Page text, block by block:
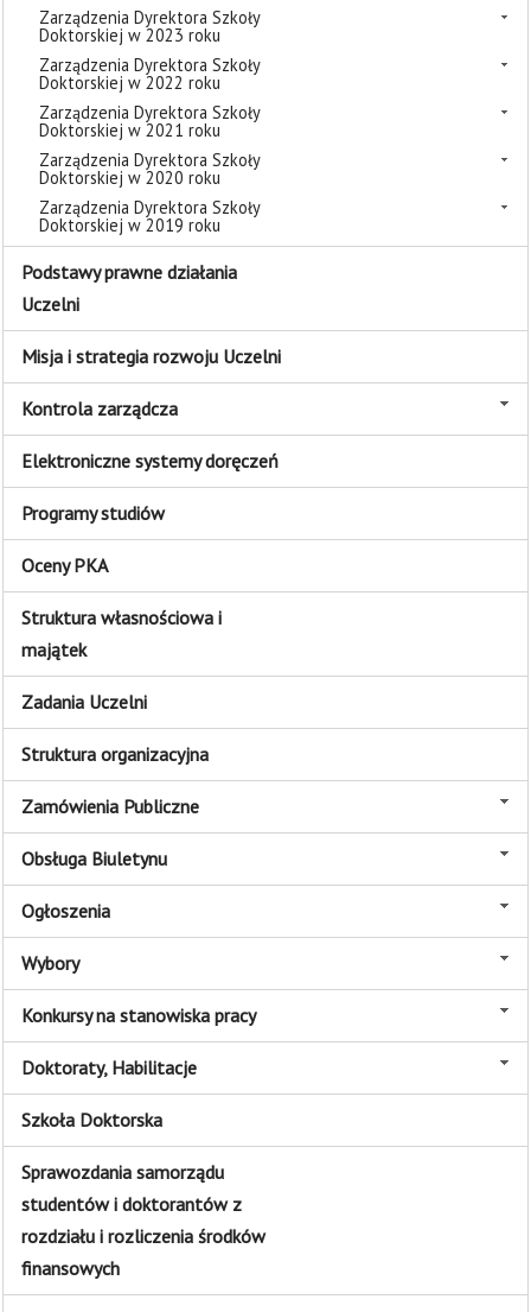
Zarządzenia Dyrektora Szkoły
Doktorskiej w 2023 roku
Zarządzenia Dyrektora Szkoły
Doktorskiej w 2022 roku
Zarządzenia Dyrektora Szkoły
Doktorskiej w 2021 roku
Zarządzenia Dyrektora Szkoły
Doktorskiej w 2020 roku
Zarządzenia Dyrektora Szkoły
Doktorskiej w 2019 roku
Podstawy prawne działania
Uczelni
Misja i strategia rozwoju Uczelni
Kontrola zarządcza
Elektroniczne systemy doręczeń
Programy studiów
Oceny PKA
Struktura własnościowa i
majątek
Zadania Uczelni
Struktura organizacyjna
Zamówienia Publiczne
Obsługa Biuletynu
Ogłoszenia
Wybory
Konkursy na stanowiska pracy
Doktoraty, Habilitacje
Szkoła Doktorska
Sprawozdania samorządu
studentów i doktorantów z
rozdziału i rozliczenia środków
finansowych